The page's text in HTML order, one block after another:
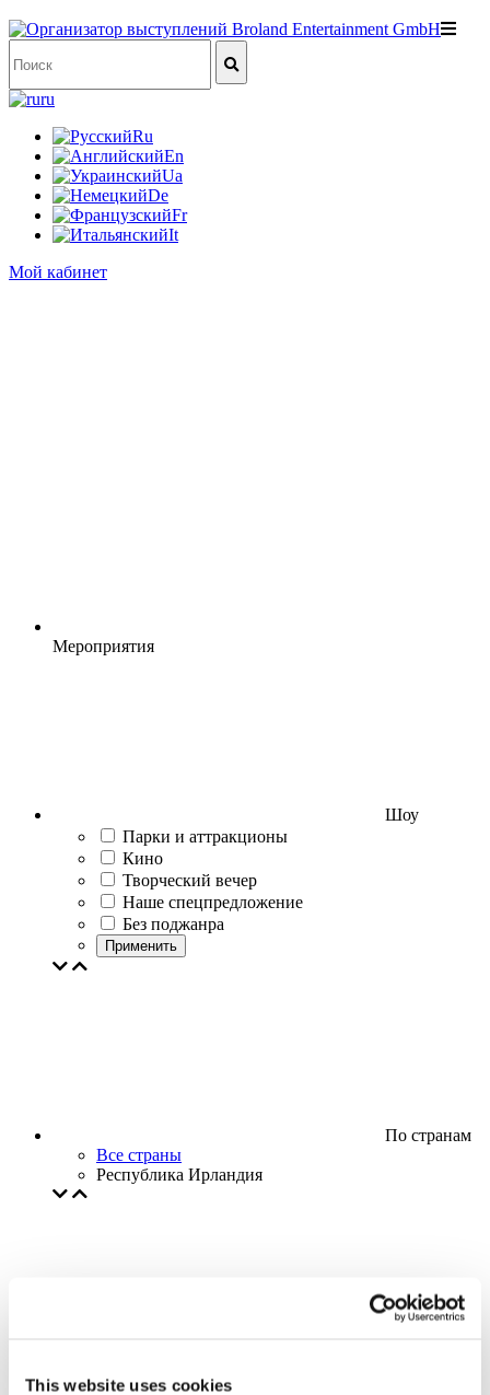
This website uses cookies
ru
Ru
En
Ua
De
Fr
It
Мой кабинет
Мероприятия
Шоу
Парки и аттракционы
Кино
Творческий вечер
Наше спецпредложение
Без поджанра
Применить
По странам
Все страны
Республика Ирландия